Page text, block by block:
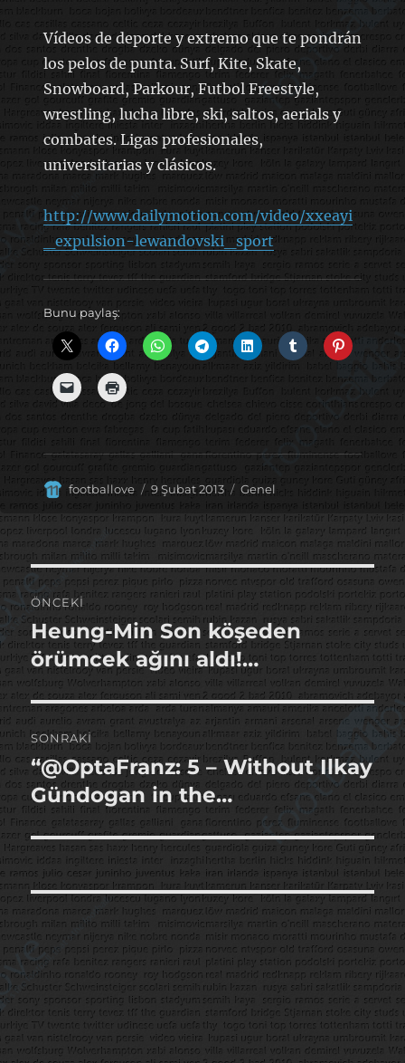
Vídeos de deporte y extremo que te pondrán
los pelos de punta. Surf, Kite, Skate,
Snowboard, Parkour, Futbol Freestyle,
wrestling, lucha libre, ski, saltos, aerials y
combates. Ligas profesionales,
universitarias y clásicos.
http://www.dailymotion.com/video/xxeayi
_expulsion-lewandovski_sport
Bunu paylaş:
Yazar
footballove
Yayın
tarihi
9 Şubat 2013 Kategoriler
Genel
Yazı
gezinmesi
ÖNCEKI
Önceki
yazı:
Heung-Min Son köşeden
örümcek ağını aldı!…
SONRAKI
Sonraki
yazı:
“@OptaFranz: 5 – Without Ilkay
Gündogan in the…